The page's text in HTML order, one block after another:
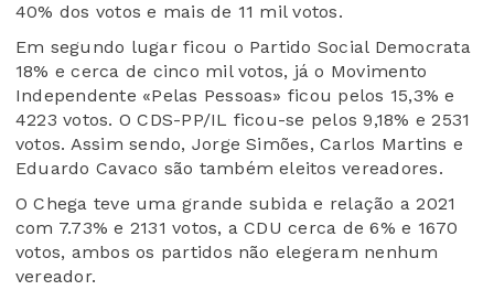
40% dos votos e mais de 11 mil votos.
Em segundo lugar ficou o Partido Social Democrata
18% e cerca de cinco mil votos, já o Movimento
Independente «Pelas Pessoas» ficou pelos 15,3% e
4223 votos. O CDS-PP/IL ficou-se pelos 9,18% e 2531
votos. Assim sendo, Jorge Simões, Carlos Martins e
Eduardo Cavaco são também eleitos vereadores.
O Chega teve uma grande subida e relação a 2021
com 7.73% e 2131 votos, a CDU cerca de 6% e 1670
votos, ambos os partidos não elegeram nenhum
vereador.